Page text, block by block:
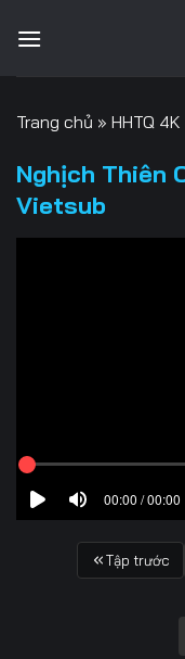
qua
Trang chủ » HHTQ 4K
Nghịch Thiên
Vietsub
00:00 / 00:00
Tập trước